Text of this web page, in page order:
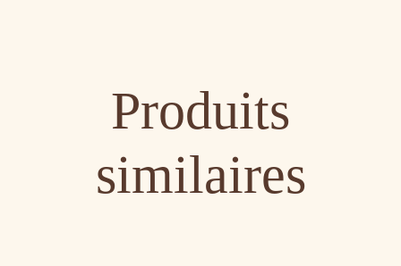
Produits
similaires